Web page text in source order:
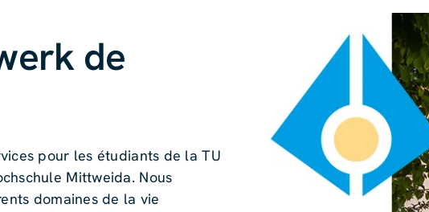
de
pour les étudiants de la TU
Mittweida. Nous
domaines de la vie